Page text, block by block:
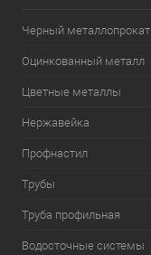
Черный металлопрокат
Оцинкованный металл
Цветные металлы
Нержавейка
Профнастил
Трубы
Труба профильная
Водосточные системы